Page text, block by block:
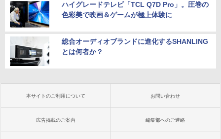
ハイグレードテレビ「TCL Q7D Pro」。圧巻の
色彩美で映画＆ゲームが極上体験に
総合オーディオブランドに進化するSHANLING
とは何者か？
本サイトのご利用について お問い合わせ
広告掲載のご案内 編集部へのご連絡